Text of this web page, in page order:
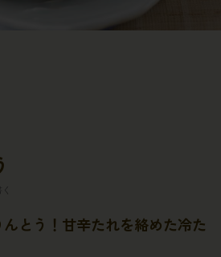
とう！甘辛たれを絡めた冷た